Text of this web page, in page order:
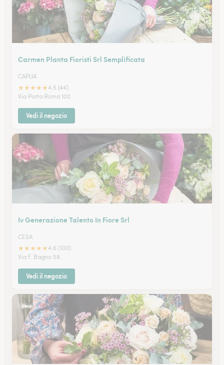
Carmen Planta Fioristi Srl Semplificata
CAPUA
★★★★★4.5 (44)
Via Porta Roma 100
Vedi il negozio
Iv Generazione Talento In Fiore Srl
CESA
★★★★★4.6 (100)
Via F. Bagno 58
Vedi il negozio